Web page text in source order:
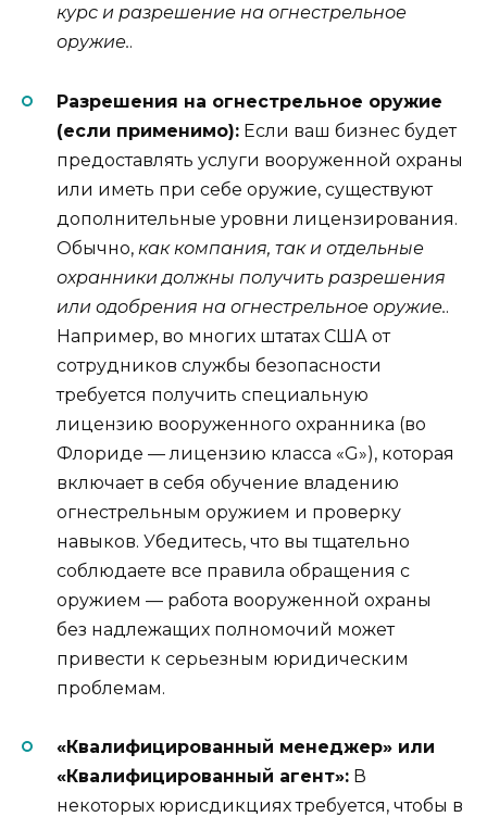
курс и разрешение на огнестрельное
оружие..
Разрешения на огнестрельное оружие
(если применимо): Если ваш бизнес будет
предоставлять услуги вооруженной охраны
или иметь при себе оружие, существуют
дополнительные уровни лицензирования.
Обычно, как компания, так и отдельные
охранники должны получить разрешения
или одобрения на огнестрельное оружие..
Например, во многих штатах США от
сотрудников службы безопасности
требуется получить специальную
лицензию вооруженного охранника (во
Флориде — лицензию класса «G»), которая
включает в себя обучение владению
огнестрельным оружием и проверку
навыков. Убедитесь, что вы тщательно
соблюдаете все правила обращения с
оружием — работа вооруженной охраны
без надлежащих полномочий может
привести к серьезным юридическим
проблемам.
«Квалифицированный менеджер» или
«Квалифицированный агент»: В
некоторых юрисдикциях требуется, чтобы в